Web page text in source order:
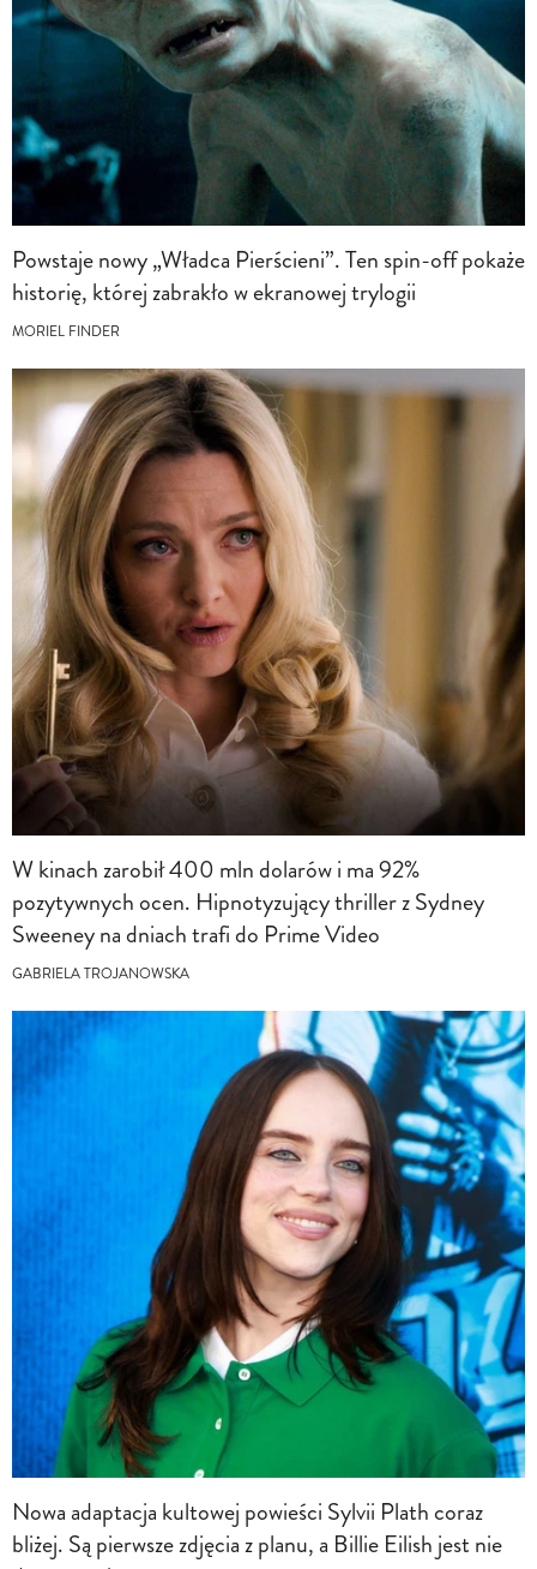
Powstaje nowy „Władca Pierścieni”. Ten spin-off pokaże
historię, której zabrakło w ekranowej trylogii
MORIEL FINDER
W kinach zarobił 400 mln dolarów i ma 92%
pozytywnych ocen. Hipnotyzujący thriller z Sydney
Sweeney na dniach trafi do Prime Video
GABRIELA TROJANOWSKA
Nowa adaptacja kultowej powieści Sylvii Plath coraz
bliżej. Są pierwsze zdjęcia z planu, a Billie Eilish jest nie